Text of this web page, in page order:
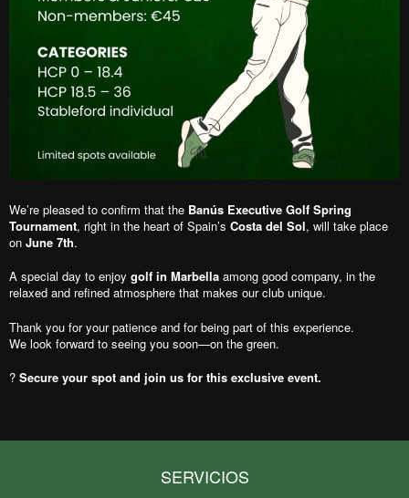
We’re pleased to confirm that the Banús Executive Golf Spring
Tournament, right in the heart of Spain’s Costa del Sol, will take place
on June 7th.
A special day to enjoy golf in Marbella among good company, in the
relaxed and refined atmosphere that makes our club unique.
Thank you for your patience and for being part of this experience.
We look forward to seeing you soon—on the green.
? Secure your spot and join us for this exclusive event.
SERVICIOS